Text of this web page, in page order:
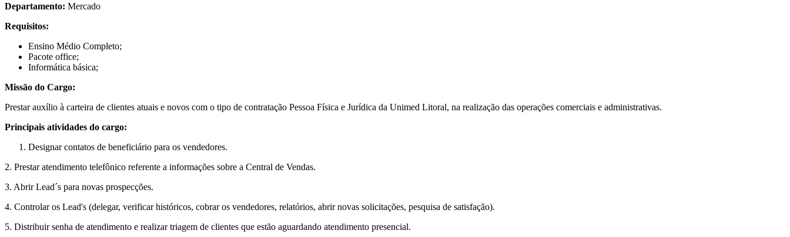
Departamento: Mercado
Requisitos:
Ensino Médio Completo;
Pacote office;
Informática básica;
Missão do Cargo:
Prestar auxílio à carteira de clientes atuais e novos com o tipo de contratação Pessoa Física e Jurídica da Unimed Litoral, na realização das operações comerciais e administrativas.
Principais atividades do cargo:
Designar contatos de beneficiário para os vendedores.
2. Prestar atendimento telefônico referente a informações sobre a Central de Vendas.
3. Abrir Lead´s para novas prospecções.
4. Controlar os Lead's (delegar, verificar históricos, cobrar os vendedores, relatórios, abrir novas solicitações, pesquisa de satisfação).
5. Distribuir senha de atendimento e realizar triagem de clientes que estão aguardando atendimento presencial.